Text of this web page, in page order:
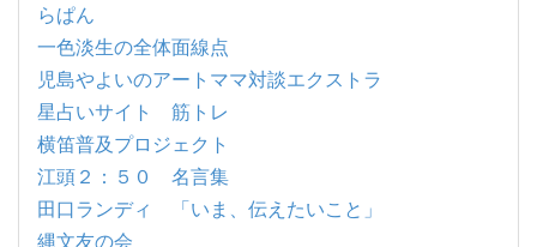
らぱん
一色淡生の全体面線点
児島やよいのアートママ対談エクストラ
星占いサイト 筋トレ
横笛普及プロジェクト
江頭２：５０ 名言集
田口ランディ 「いま、伝えたいこと」
縄文友の会